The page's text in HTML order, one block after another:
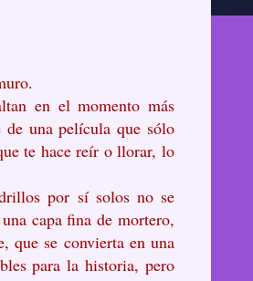
en el momento más
una película que sólo
te hace reír o llorar, lo
por sí solos no se
capa fina de mortero,
que se convierta en una
para la historia, pero